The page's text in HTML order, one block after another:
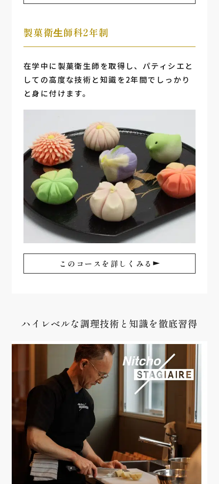
製菓衛⽣師科2年制
在学中に製菓衛生師を取得し、パティシエと
しての高度な技術と知識を2年間でしっかり
と身に付けます。
このコースを詳しくみる
ハイレベルな調理技術と知識を徹底習得